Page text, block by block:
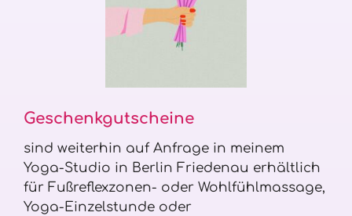
Geschenkgutscheine
sind weiterhin auf Anfrage in meinem
Yoga-Studio in Berlin Friedenau erhältlich
für Fußreflexzonen- oder Wohlfühlmassage,
Yoga-Einzelstunde oder